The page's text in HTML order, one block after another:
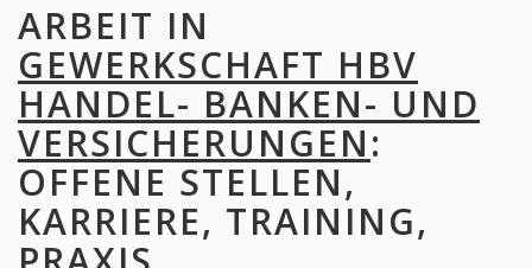
ARBEIT IN
GEWERKSCHAFT HBV
HANDEL- BANKEN- UND
VERSICHERUNGEN:
OFFENE STELLEN,
KARRIERE, TRAINING,